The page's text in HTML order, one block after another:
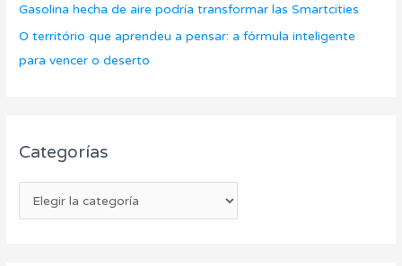
:Gasolina hecha de aire podría transformar las Smartcities
O território que aprendeu a pensar: a fórmula inteligente
para vencer o deserto
Categorías